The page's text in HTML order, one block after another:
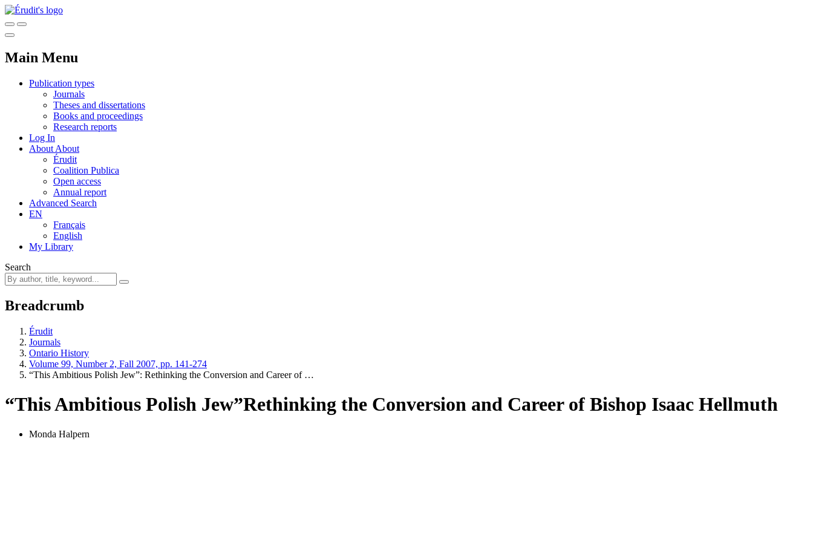
Main Menu
Publication types
Journals
Theses and dissertations
Books and proceedings
Research reports
Log In
About About
Érudit
Coalition Publica
Open access
Annual report
Advanced Search
EN
Français
English
My Library
Search
Breadcrumb
Érudit
Journals
Ontario History
Volume 99, Number 2, Fall 2007, pp. 141-274
“This Ambitious Polish Jew”: Rethinking the Conversion and Career of …
“This Ambitious Polish Jew”Rethinking the Conversion and Career of Bishop Isaac Hellmuth
Monda Halpern